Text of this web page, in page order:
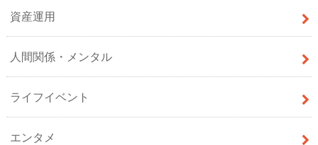
資産運用
人間関係・メンタル
ライフイベント
エンタメ